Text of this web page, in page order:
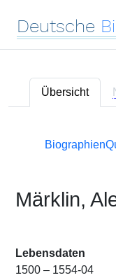
Deutsche
Übersicht
Biographien
Märklin,
Lebensdaten
1500 – 1554-04